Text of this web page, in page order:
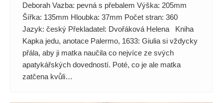
Deborah Vazba: pevná s přebalem Výška: 205mm
Šířka: 135mm Hloubka: 37mm Počet stran: 360
Jazyk: český Překladatel: Dvořáková Helena Kniha
Kapka jedu, anotace Palermo, 1633: Giulia si vždycky
přála, aby ji matka naučila co nejvíce ze svých
apatykářských dovedností. Poté, co je ale matka
zatčena kvůli…